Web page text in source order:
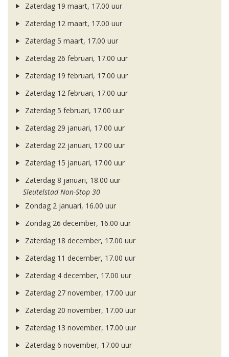
Zaterdag 19 maart, 17.00 uur
Zaterdag 12 maart, 17.00 uur
Zaterdag 5 maart, 17.00 uur
Zaterdag 26 februari, 17.00 uur
Zaterdag 19 februari, 17.00 uur
Zaterdag 12 februari, 17.00 uur
Zaterdag 5 februari, 17.00 uur
Zaterdag 29 januari, 17.00 uur
Zaterdag 22 januari, 17.00 uur
Zaterdag 15 januari, 17.00 uur
Zaterdag 8 januari, 18.00 uur
Sleutelstad Non-Stop 30
Zondag 2 januari, 16.00 uur
Zondag 26 december, 16.00 uur
Zaterdag 18 december, 17.00 uur
Zaterdag 11 december, 17.00 uur
Zaterdag 4 december, 17.00 uur
Zaterdag 27 november, 17.00 uur
Zaterdag 20 november, 17.00 uur
Zaterdag 13 november, 17.00 uur
Zaterdag 6 november, 17.00 uur